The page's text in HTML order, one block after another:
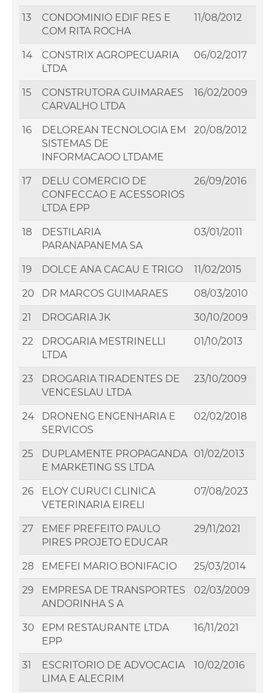
13
CONDOMINIO EDIF RES E
COM RITA ROCHA
11/08/2012
14
CONSTRIX AGROPECUARIA
LTDA
06/02/2017
15
CONSTRUTORA GUIMARAES
CARVALHO LTDA
16/02/2009
16
DELOREAN TECNOLOGIA EM
SISTEMAS DE
INFORMACAOO LTDAME
20/08/2012
17
DELU COMERCIO DE
CONFECCAO E ACESSORIOS
LTDA EPP
26/09/2016
18
DESTILARIA
PARANAPANEMA SA
03/01/2011
19 DOLCE ANA CACAU E TRIGO 11/02/2015
20 DR MARCOS GUIMARAES 08/03/2010
21 DROGARIA JK 30/10/2009
22
DROGARIA MESTRINELLI
LTDA
01/10/2013
23
DROGARIA TIRADENTES DE
VENCESLAU LTDA
23/10/2009
24
DRONENG ENGENHARIA E
SERVICOS
02/02/2018
25
DUPLAMENTE PROPAGANDA
E MARKETING SS LTDA
01/02/2013
26
ELOY CURUCI CLINICA
VETERINARIA EIRELI
07/08/2023
27
EMEF PREFEITO PAULO
PIRES PROJETO EDUCAR
29/11/2021
28 EMEFEI MARIO BONIFACIO 25/03/2014
29
EMPRESA DE TRANSPORTES
ANDORINHA S A
02/03/2009
30
EPM RESTAURANTE LTDA
EPP
16/11/2021
31
ESCRITORIO DE ADVOCACIA
LIMA E ALECRIM
10/02/2016